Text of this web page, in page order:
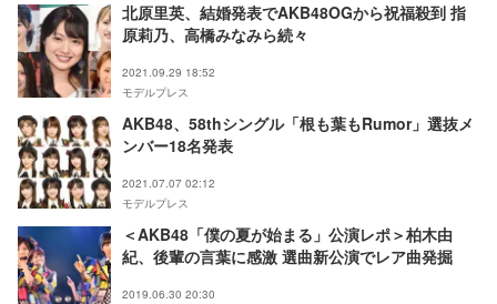
北原里英、結婚発表でAKB48OGから祝福殺到 指
原莉乃、高橋みなみら続々
2021.09.29 18:52
モデルプレス
AKB48、58thシングル「根も葉もRumor」選抜メ
ンバー18名発表
2021.07.07 02:12
モデルプレス
＜AKB48「僕の夏が始まる」公演レポ＞柏木由
紀、後輩の言葉に感激 選曲新公演でレア曲発掘
2019.06.30 20:30